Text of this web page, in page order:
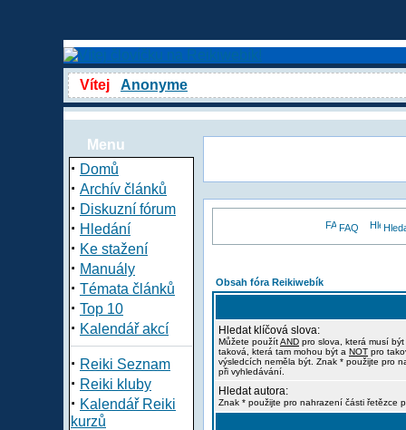
Vítej Anonyme
Menu
· Domů
· Archív článků
· Diskuzní fórum
· Hledání
· Ke stažení
· Manuály
· Témata článků
· Top 10
· Kalendář akcí
· Reiki Seznam
· Reiki kluby
· Kalendář Reiki
kurzů
FAQ
Obsah fóra Reikiwebík
Hledat klíčová slova:
Můžete použítAND pro slova, která musí
taková, která tam mohou být a NOT pro
výsledcích neměla být. Znak * použijte pro
při vyhledávání.
Hledat autora:
Znak * použijte pro nahrazení části řetězce